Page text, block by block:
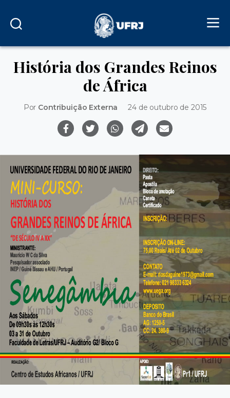
História dos Grandes Reinos
de África
Por Contribuição Externa 24 de outubro de 2015